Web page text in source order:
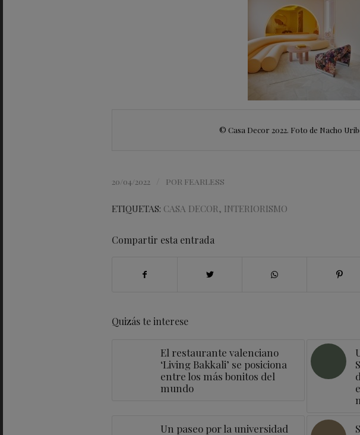
© Casa Decor 2022. Foto de Nacho
20/04/2022 POR FEARLESS
ETIQUETAS: CASA DECOR, INTERIORISMO
Compartir esta entrada
Quizás te interese
El restaurante valenciano
‘Living Bakkali’ se posiciona
entre los más bonitos del
mundo
Un paseo por la universidad